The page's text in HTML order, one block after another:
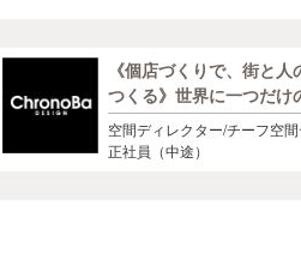
《個店づくりで、街と人
つくる》世界に一つだけ
デザインする仲間を大募
空間ディレクター/チーフ空間
空間・CGパースデザイナー/
正社員（中途）